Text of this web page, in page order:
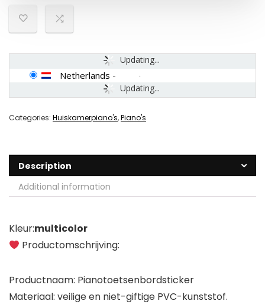
Updating...
Updating...
Netherlands -
Categories: Huiskamerpiano's,Piano's
Description
Additional information
Kleur:multicolor
Productomschrijving:
Productnaam: Pianotoetsenbordsticker
Materiaal: veilige en niet-giftige PVC-kunststof.